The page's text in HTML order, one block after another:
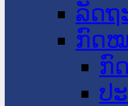
ລັດຖ
ກົດ
ກົ
ປ